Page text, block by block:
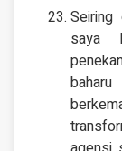
Seiring
saya